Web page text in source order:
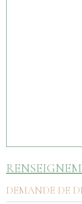
DEMANDE DE